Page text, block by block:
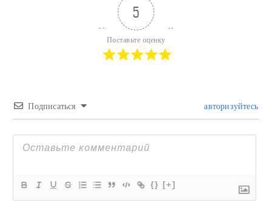
5
Поставьте оценку
Подписаться авторизуйтесь
{} [+]